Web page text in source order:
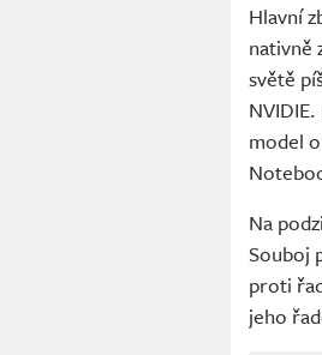
Hlavní
nativně
světě
model
Na
Souboj
proti
jeho